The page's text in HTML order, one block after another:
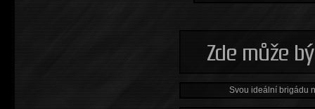
Svou ideální brigádu